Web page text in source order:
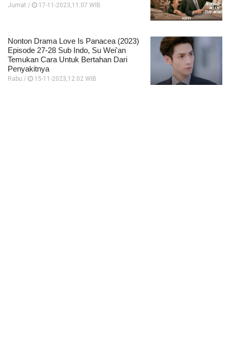
Jumat / 17-11-2023,11:07 WIB
Nonton Drama Love Is Panacea (2023)
Episode 27-28 Sub Indo, Su Wei'an
Temukan Cara Untuk Bertahan Dari
Penyakitnya
Rabu / 15-11-2023,12:02 WIB